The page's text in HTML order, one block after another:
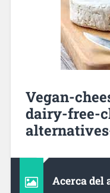
Vegan-
dairy-free-
Acerca del